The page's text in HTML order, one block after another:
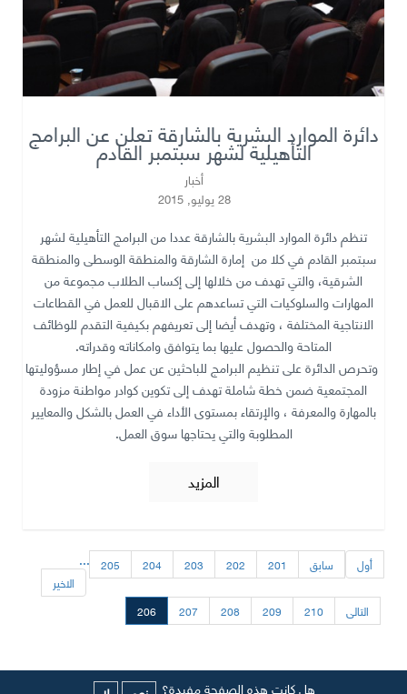
دائرة الموارد البشرية بالشارقة تعلن عن البرامج
التأهيلية لشهر سبتمبر القادم
أخبار
28 يوليو, 2015
تنظم دائرة الموارد البشرية بالشارقة عددا من البرامج التأهيلية لشهر
سبتمبر القادم في كلا من إمارة الشارقة والمنطقة الوسطى والمنطقة
الشرقية، والتي تهدف من خلالها إلى إكساب الطلاب مجموعة من
المهارات والسلوكيات التي تساعدهم على الاقبال للعمل في القطاعات
الانتاجية المختلفة ، وتهدف أيضا إلى تعريفهم بكيفية التقدم للوظائف
المتاحة والحصول عليها بما يتوافق وامكاناته وقدراته.
وتحرص الدائرة على تنظيم البرامج للباحثين عن عمل في إطار مسؤوليتها
المجتمعية ضمن خطة شاملة تهدف إلى تكوين كوادر مواطنة مزودة
بالمهارة والمعرفة ، والإرتقاء بمستوى الأداء في العمل بالشكل والمعايير
المطلوبة والتي يحتاجها سوق العمل.
المزيد
أول سابق ... 201
202
203
204
205
206 207 208 209 210 التالى
الاخير
هل كانت هذه الصفحة مفيدة؟